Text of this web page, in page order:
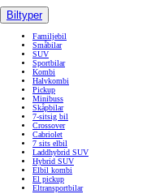
Biltyper
Familjebil
Småbilar
SUV
Sportbilar
Kombi
Halvkombi
Pickup
Minibuss
Skåpbilar
7-sitsig bil
Crossover
Cabriolet
7 sits elbil
Laddhybrid SUV
Hybrid SUV
Elbil kombi
El pickup
Eltransportbilar